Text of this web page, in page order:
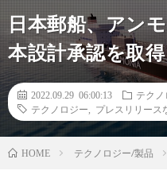
日本郵船、アン
本設計承認を取得
2022.09.29 06:00:13
テクノ
テクノロジー
プレスリリース
HOME テクノロジー/製品